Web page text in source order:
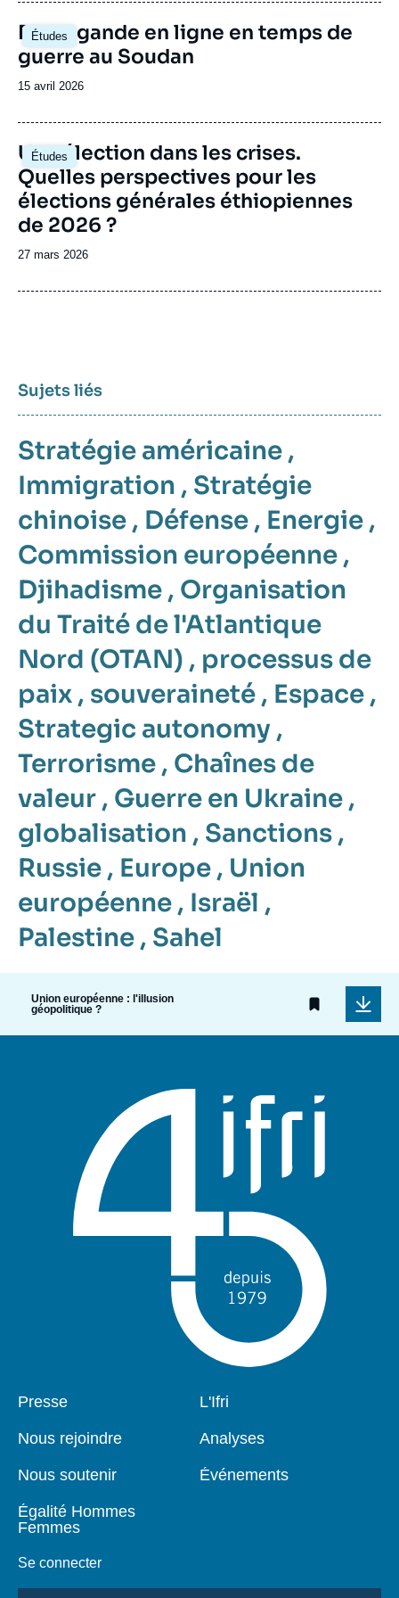
Études
Image
principale
Propagande en ligne en temps de
guerre au Soudan
Date
publication
15 avril 2026
Études
Image
principale
Une élection dans les crises.
Quelles perspectives pour les
élections générales éthiopiennes
de 2026 ?
Date
publication
27 mars 2026
Sujets liés
Stratégie américaine ,
Immigration , Stratégie
chinoise , Défense , Energie ,
Commission européenne ,
Djihadisme , Organisation
du Traité de l'Atlantique
Nord (OTAN) , processus de
paix , souveraineté , Espace ,
Strategic autonomy ,
Terrorisme , Chaînes de
valeur , Guerre en Ukraine ,
globalisation , Sanctions ,
Russie , Europe , Union
européenne , Israël ,
Palestine , Sahel
Union européenne : l'illusion
géopolitique ?
Pied
page
Presse
Nous rejoindre
Nous soutenir
Égalité Hommes
Femmes
Se connecter
Navigation
L'Ifri
Analyses
Événements